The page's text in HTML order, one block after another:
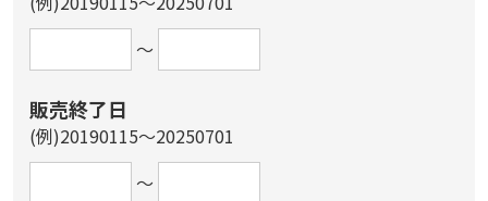
～
販売終了日
(例)20190115～20250701
～